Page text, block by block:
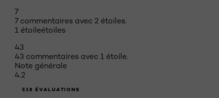
7
7 commentaires avec 2 étoiles.
1 étoileétoiles
43
43 commentaires avec 1 étoile.
Note générale
4.2
518 ÉVALUATIONS